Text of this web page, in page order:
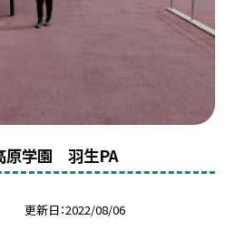
高原学園 羽生PA
更新日 2022/08/06